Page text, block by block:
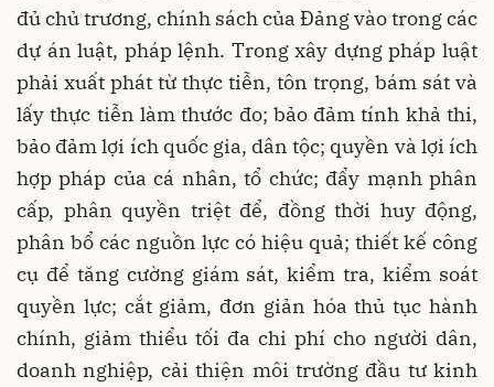
đủ chủ trương, chính sách của Đảng vào trong các
dự án luật, pháp lệnh. Trong xây dựng pháp luật
phải xuất phát từ thực tiễn, tôn trọng, bám sát và
lấy thực tiễn làm thước đo; bảo đảm tính khả thi,
bảo đảm lợi ích quốc gia, dân tộc; quyền và lợi ích
hợp pháp của cá nhân, tổ chức; đẩy mạnh phân
cấp, phân quyền triệt để, đồng thời huy động,
phân bổ các nguồn lực có hiệu quả; thiết kế công
cụ để tăng cường giám sát, kiểm tra, kiểm soát
quyền lực; cắt giảm, đơn giản hóa thủ tục hành
chính, giảm thiểu tối đa chi phí cho người dân,
doanh nghiệp, cải thiện môi trường đầu tư kinh